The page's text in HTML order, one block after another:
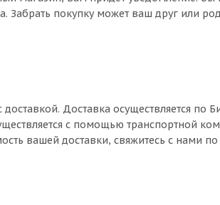
Забрать покупку может ваш друг или
доставкой. Доставка осуществляется
с помощью транспортной
вашей доставки, свяжитесь с нами по